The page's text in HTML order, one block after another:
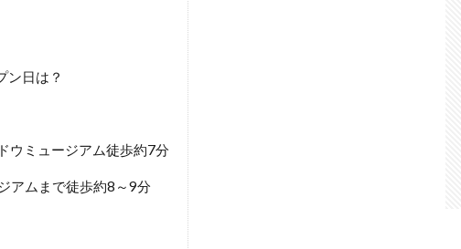
ン日は？
ウミュージアム徒歩約7分
アムまで徒歩約8～9分